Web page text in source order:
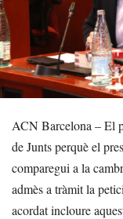
ACN Barcelona – El
de Junts perquè el
comparegui a la
admès a tràmit la
acordat incloure